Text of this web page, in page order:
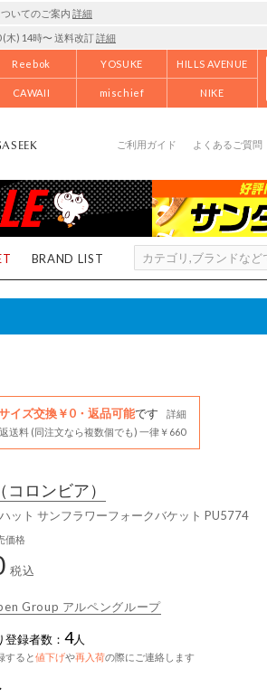
いてのご案内 詳細
(木) 14時〜 送料改訂詳細
Reebok YOSUKE HILLS AVENUE
CAWAII mischief NIKE
ご利用ガイド よくあるご質問
BRAND LIST
イズ交換￥0・返品可能です
詳細
送料 (同注文なら複数個でも) 一律￥660
（コロンビア）
ット サンフラワーフォークバケット PU5774
価格
税込
Group アルペングループ
登録者数： 4人
すると値下げや再入荷の際にご連絡します